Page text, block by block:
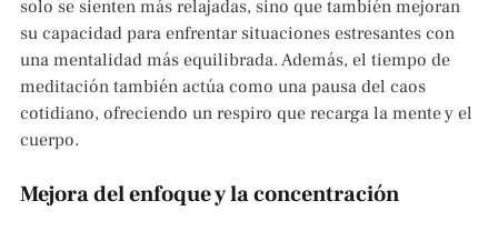
solo se sienten más relajadas, sino que también mejoran
su capacidad para enfrentar situaciones estresantes con
una mentalidad más equilibrada. Además, el tiempo de
meditación también actúa como una pausa del caos
cotidiano, ofreciendo un respiro que recarga la mente y el
cuerpo.
Mejora del enfoque y la concentración